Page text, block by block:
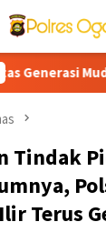
Polres
Tindak
Terus